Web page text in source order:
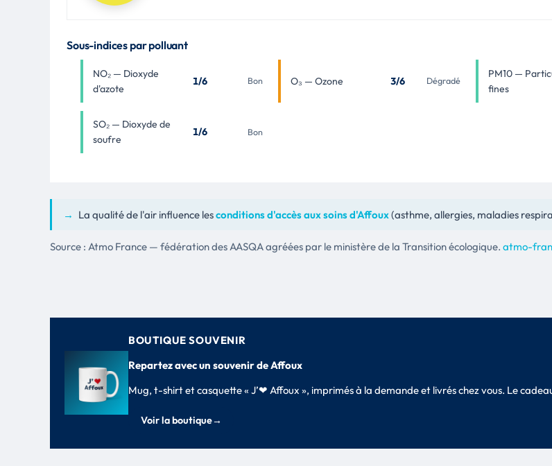
Sous-indices par polluant
NO₂ — Dioxyde
d'azote
1/6 Bon O₃ — Ozone 3/6 Dégradé
PM10 —
fines
SO₂ — Dioxyde de
soufre
1/6 Bon
→ La qualité de l'air influence lesconditions d'accès aux soins d'Affoux(asthme, allergies, maladies
Source : Atmo France — fédération des AASQA agréées par le ministère de la Transition écologique. atmo-
BOUTIQUE SOUVENIR
Repartez avec un souvenir de Affoux
Mug, t-shirt et casquette « J’❤ Affoux », imprimés à la demande et livrés chez vous. Le
Voir la boutique→